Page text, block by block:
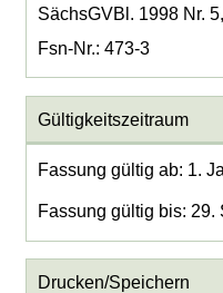
SächsGVBl. 1998 Nr.
Fsn-Nr.: 473-3
Gültigkeitszeitraum
Fassung gültig ab: 1.
Fassung gültig bis: 29.
Drucken/Speichern